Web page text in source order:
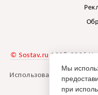
© Sostav.ru 1998-2026
Использование
Мы
при